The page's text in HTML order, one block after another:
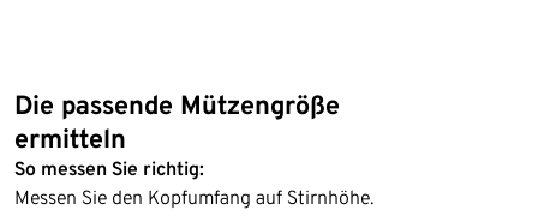
Die passende Mützengröße
ermitteln
So messen Sie richtig:
Messen Sie den Kopfumfang auf Stirnhöhe.